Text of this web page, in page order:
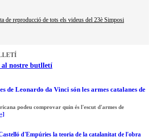
de reproducció de tots els videus del 23è Simposi
al nostre butlletí
de Leonardo da Vinci són les armes catalanes de
podeu comprovar quin és l'escut d'armes de
d'Empúries la teoria de la catalanitat de l'obra